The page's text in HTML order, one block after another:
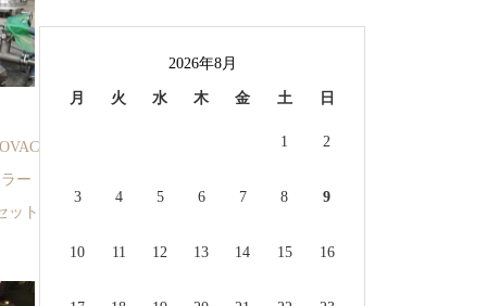
ー
ット
2026年8月
月 火 水 木 金 土 日
1 2
3 4 5 6 7 8 9
10 11 12 13 14 15 16